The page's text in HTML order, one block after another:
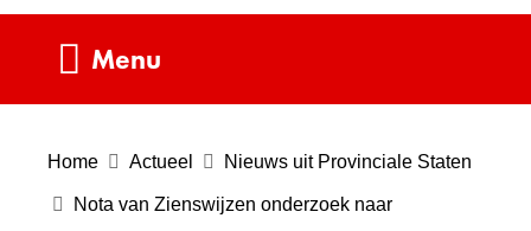
Menu
Home Actueel Nieuws uit Provinciale Staten
Nota van Zienswijzen onderzoek naar